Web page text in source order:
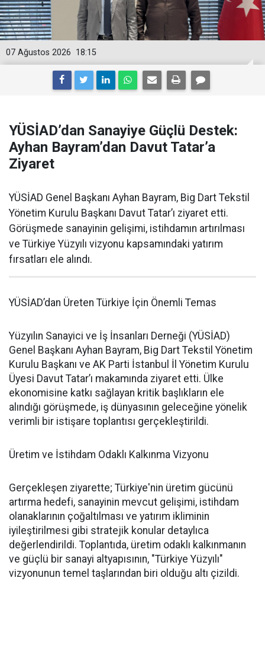
18:15
07 Ağustos 2026
YÜSİAD’dan Sanayiye Güçlü Destek:
Ayhan Bayram’dan Davut Tatar’a
Ziyaret
YÜSİAD Genel Başkanı Ayhan Bayram, Big Dart Tekstil
Yönetim Kurulu Başkanı Davut Tatar’ı ziyaret etti.
Görüşmede sanayinin gelişimi, istihdamın artırılması
ve Türkiye Yüzyılı vizyonu kapsamındaki yatırım
fırsatları ele alındı.
YÜSİAD’dan Üreten Türkiye İçin Önemli Temas
Yüzyılın Sanayici ve İş İnsanları Derneği (YÜSİAD)
Genel Başkanı Ayhan Bayram, Big Dart Tekstil Yönetim
Kurulu Başkanı ve AK Parti İstanbul İl Yönetim Kurulu
Üyesi Davut Tatar’ı makamında ziyaret etti. Ülke
ekonomisine katkı sağlayan kritik başlıkların ele
alındığı görüşmede, iş dünyasının geleceğine yönelik
verimli bir istişare toplantısı gerçekleştirildi.
Üretim ve İstihdam Odaklı Kalkınma Vizyonu
Gerçekleşen ziyarette; Türkiye'nin üretim gücünü
artırma hedefi, sanayinin mevcut gelişimi, istihdam
olanaklarının çoğaltılması ve yatırım ikliminin
iyileştirilmesi gibi stratejik konular detaylıca
değerlendirildi. Toplantıda, üretim odaklı kalkınmanın
ve güçlü bir sanayi altyapısının, "Türkiye Yüzyılı"
vizyonunun temel taşlarından biri olduğu altı çizildi.